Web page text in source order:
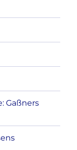
Gaßners